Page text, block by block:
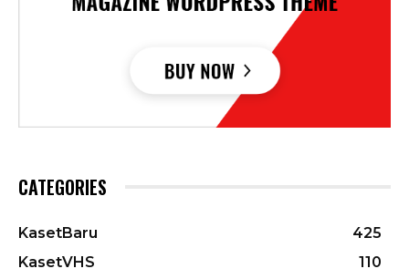
CATEGORIES
KasetBaru
425
KasetVHS
110